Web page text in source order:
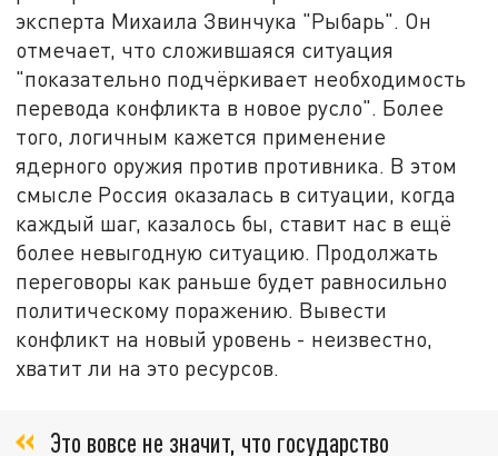
эксперта Михаила Звинчука "Рыбарь". Он
отмечает, что сложившаяся ситуация
"показательно подчёркивает необходимость
перевода конфликта в новое русло". Более
того, логичным кажется применение
ядерного оружия против противника. В этом
смысле Россия оказалась в ситуации, когда
каждый шаг, казалось бы, ставит нас в ещё
более невыгодную ситуацию. Продолжать
переговоры как раньше будет равносильно
политическому поражению. Вывести
конфликт на новый уровень - неизвестно,
хватит ли на это ресурсов.
Это вовсе не значит, что государство